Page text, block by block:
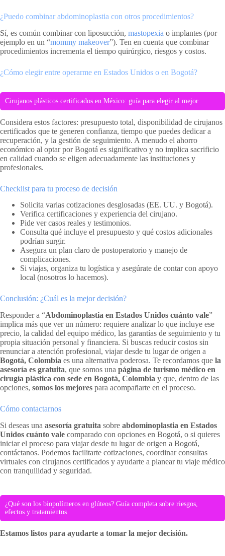
¿Puedo combinar abdominoplastia con otros procedimientos?
Sí, es común combinar con liposucción, mastopexia o implantes (por
ejemplo en un “mommy makeover”). Ten en cuenta que combinar
procedimientos incrementa el tiempo quirúrgico, riesgos y costos.
¿Cómo elegir entre operarme en Estados Unidos o en Bogotá?
Cirujanos plásticos certificados en México: guía para elegir al mejor
Considera estos factores: presupuesto total, disponibilidad de cirujanos
certificados que te generen confianza, tiempo que puedes dedicar a
recuperación, y la gestión de seguimiento. A menudo el ahorro
económico al optar por Bogotá es significativo y no implica sacrificio
en calidad cuando se eligen adecuadamente las instituciones y
profesionales.
Checklist para tu proceso de decisión
Solicita varias cotizaciones desglosadas (EE. UU. y Bogotá).
Verifica certificaciones y experiencia del cirujano.
Pide ver casos reales y testimonios.
Consulta qué incluye el presupuesto y qué costos adicionales
podrían surgir.
Asegura un plan claro de postoperatorio y manejo de
complicaciones.
Si viajas, organiza tu logística y asegúrate de contar con apoyo
local (nosotros lo hacemos).
Conclusión: ¿Cuál es la mejor decisión?
Responder a “Abdominoplastia en Estados Unidos cuánto vale”
implica más que ver un número: requiere analizar lo que incluye ese
precio, la calidad del equipo médico, las garantías de seguimiento y tu
propia situación personal y financiera. Si buscas reducir costos sin
renunciar a atención profesional, viajar desde tu lugar de origen a
Bogotá, Colombia es una alternativa poderosa. Te recordamos que la
asesoría es gratuita, que somos una página de turismo médico en
cirugía plástica con sede en Bogotá, Colombia y que, dentro de las
opciones, somos los mejores para acompañarte en el proceso.
Cómo contactarnos
Si deseas una asesoría gratuita sobre abdominoplastia en Estados
Unidos cuánto vale comparado con opciones en Bogotá, o si quieres
iniciar el proceso para viajar desde tu lugar de origen a Bogotá,
contáctanos. Podemos facilitarte cotizaciones, coordinar consultas
virtuales con cirujanos certificados y ayudarte a planear tu viaje médico
con tranquilidad y seguridad.
¿Qué son los biopolímeros en glúteos? Guía completa sobre riesgos,
efectos y tratamientos
Estamos listos para ayudarte a tomar la mejor decisión.